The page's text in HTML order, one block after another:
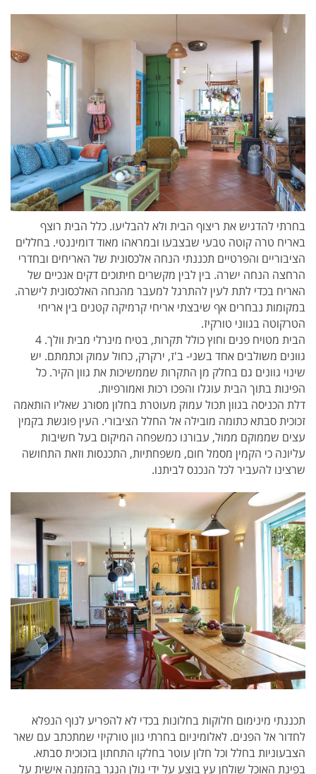
בחרתי להדגיש את ריצוף הבית ולא להבליעו. כלל הבית רוצף
באריח טרה קוטה טבעי שבצבעו ובמראהו מאוד דומיננטי. בחללים
הציבוריים והפרטיים תכננתי הנחה אלכסונית של האריחים ובחדרי
הרחצה הנחה ישרה. בין לבין מקשרים חיתוכים דקים אנכיים של
האריח בכדי לתת לעין להתרגל למעבר מהנחה האלכסונית לישרה.
במקומות נבחרים אף שיבצתי אריחי קרמיקה קטנים בין אריחי
הטרקוטה בגווני טורקיז.
הבית מטויח פנים וחוץ כולל תקרות, בטיח מינרלי מבית וולך. 4
גוונים משולבים אחד בשני- ב'ז, ירקרק, כחול עמוק וכתמתם. יש
שינוי גוונים גם בחלק מן התקרות שממשיכות את גוון הקיר. כל
הפינות בתוך הבית עוגלו והפכו רכות ואמורפיות.
דלת הכניסה בגוון תכול עמוק מעוטרת בחלון מסורג שאליו הותאמה
זכוכית סבתא כתומה מובילה אל החלל הציבורי. העין פוגשת בקמין
עצים שממוקם ממול, עבורנו כמשפחה המיקום בעל חשיבות
עליונה כי הקמין מסמל חום, משפחתיות, התכנסות וזאת התחושה
שרצינו להעביר לכל הנכנס לביתנו.
תכננתי מינימום חלוקות בחלונות בכדי לא להפריע לנוף הנפלא
לחדור אל הפנים. לאלומיניום בחרתי גוון טורקיזי שמתכתב עם שאר
הצבעוניות בחלל וכל חלון עוטר בחלקו התחתון בזכוכית סבתא.
בפינת האוכל שולחן עץ בוצע על ידי גולן הנגר בהזמנה אישית על